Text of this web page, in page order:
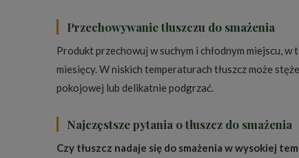
Przechowywanie tłuszczu do smażenia
Produkt przechowuj w suchym i chłodnym miejscu,
miesięcy. W niskich temperaturach tłuszcz może
pokojowej lub delikatnie podgrzać.
Najczęstsze pytania o tłuszcz do smażenia
Czy tłuszcz nadaje się do smażenia w wysokiej